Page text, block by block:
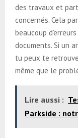
des travaux et
concernés. Cela
beaucoup
documents. Si un
tu peux te
même que le
Lire aussi :
Parkside :